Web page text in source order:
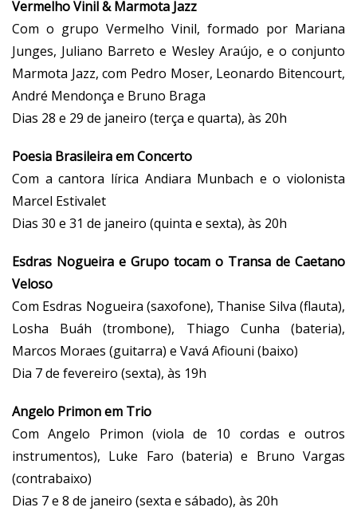
Vermelho Vinil & Marmota Jazz
Com o grupo Vermelho Vinil, formado por Mariana
Junges, Juliano Barreto e Wesley Araújo, e o conjunto
Marmota Jazz, com Pedro Moser, Leonardo Bitencourt,
André Mendonça e Bruno Braga
Dias 28 e 29 de janeiro (terça e quarta), às 20h
Poesia Brasileira em Concerto
Com a cantora lírica Andiara Munbach e o violonista
Marcel Estivalet
Dias 30 e 31 de janeiro (quinta e sexta), às 20h
Esdras Nogueira e Grupo tocam o Transa de Caetano
Veloso
Com Esdras Nogueira (saxofone), Thanise Silva (flauta),
Losha Buáh (trombone), Thiago Cunha (bateria),
Marcos Moraes (guitarra) e Vavá Afiouni (baixo)
Dia 7 de fevereiro (sexta), às 19h
Angelo Primon em Trio
Com Angelo Primon (viola de 10 cordas e outros
instrumentos), Luke Faro (bateria) e Bruno Vargas
(contrabaixo)
Dias 7 e 8 de janeiro (sexta e sábado), às 20h